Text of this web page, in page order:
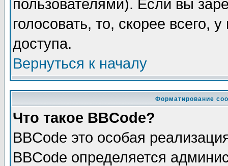
пользователями). Если вы
голосовать, то, скорее всего,
доступа.
Вернуться к началу
Форматирование
Что такое BBCode?
BBCode это особая
BBCode определяется